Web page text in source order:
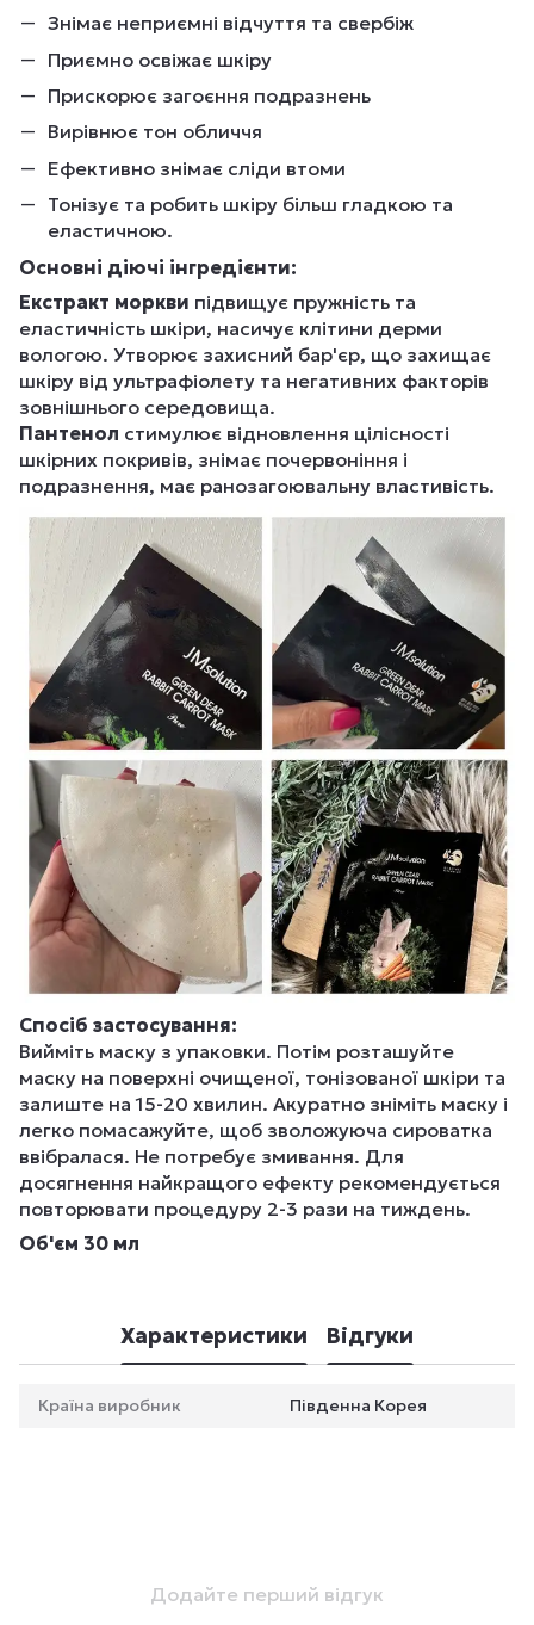
Знімає неприємні відчуття та свербіж
Приємно освіжає шкіру
Прискорює загоєння подразнень
Вирівнює тон обличчя
Ефективно знімає сліди втоми
Тонізує та робить шкіру більш гладкою та
еластичною.
Основні діючі інгредієнти:
Екстракт моркви підвищує пружність та
еластичність шкіри, насичує клітини дерми
вологою. Утворює захисний бар'єр, що захищає
шкіру від ультрафіолету та негативних факторів
зовнішнього середовища.
Пантенол стимулює відновлення цілісності
шкірних покривів, знімає почервоніння і
подразнення, має ранозагоювальну властивість.
Спосіб застосування:
Вийміть маску з упаковки. Потім розташуйте
маску на поверхні очищеної, тонізованої шкіри та
залиште на 15-20 хвилин. Акуратно зніміть маску і
легко помасажуйте, щоб зволожуюча сироватка
ввібралася. Не потребує змивання. Для
досягнення найкращого ефекту рекомендується
повторювати процедуру 2-3 рази на тиждень.
Об'єм 30 мл
Характеристики Відгуки
Країна виробник Південна Корея
Додайте перший відгук